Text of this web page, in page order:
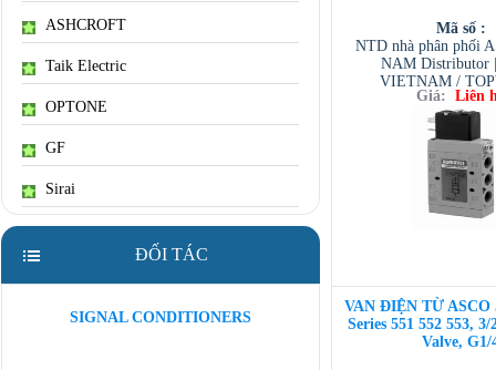
ASHCROFT
Taik Electric
OPTONE
GF
Sirai
ĐỐI TÁC
SIGNAL CONDITIONERS
Mã số :
NTD nhà phân phối
NAM Distributor
VIETNAM /
VIETNAM /
/ TESCOM
Giá: Liên
VAN ĐIỆN TỪ ASCO
Series 551 552 553,
Valve, G1/